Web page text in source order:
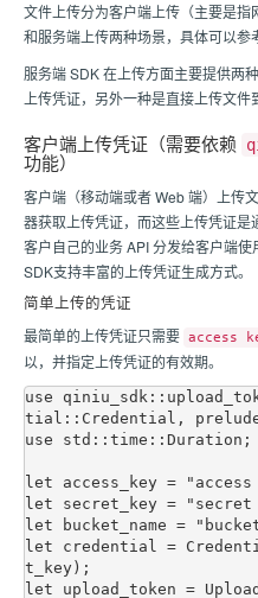
文件上传分为客户端上传（主要是指
和服务端上传两种场景，具体可以参
服务端 SDK 在上传方面主要提供两
上传凭证，另外一种是直接上传文件
客户端上传凭证（需要依赖
功能）
客户端（移动端或者 Web 端）上传
器获取上传凭证，而这些上传凭证
客户自己的业务 API 分发给客户端
SDK支持丰富的上传凭证生成方式。
简单上传的凭证
最简单的上传凭证只需要 access
以，并指定上传凭证的有效期。
use
tial::Credential,
use std::time::Duration;
let access_key =
let secret_key = "secret
let bucket_name =
let credential =
t_key);
let upload_token =